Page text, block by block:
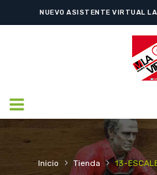
NUEVO ASISTENTE VIRTUAL
Inicio › Tienda › 13-